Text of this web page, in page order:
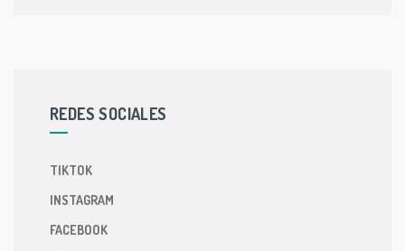
REDES SOCIALES
TIKTOK
INSTAGRAM
FACEBOOK